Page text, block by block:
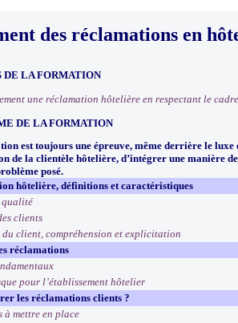
des réclamations en
DE LA FORMATION
une réclamation hôtelière en respectant le
DE LA FORMATION
est toujours une épreuve, même derrière le
de la clientèle hôtelière, d’intégrer une manière
posé.
hôtelière, définitions et caractéristiques
qualité
clients
du client, compréhension et explicitation
réclamations
pour l’établissement hôtelier
les réclamations clients ?
à mettre en place